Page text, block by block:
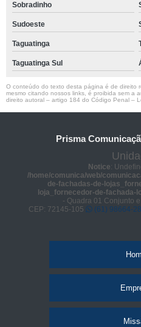
Sobradinho
Sudoeste
Taguatinga
Taguatinga Sul
O conteúdo do texto desta página é de direito
mesmo citando nossos links, é proibida sem a
direito autoral – artigo 184 do Código Penal –
Prisma
Notice:
/home/comunica/web/
de-fachadas-de-
loja_fornecedor-de-fachada-
- Quadra 01 Conjunto
CEP: 72145-105
(61) 98664-